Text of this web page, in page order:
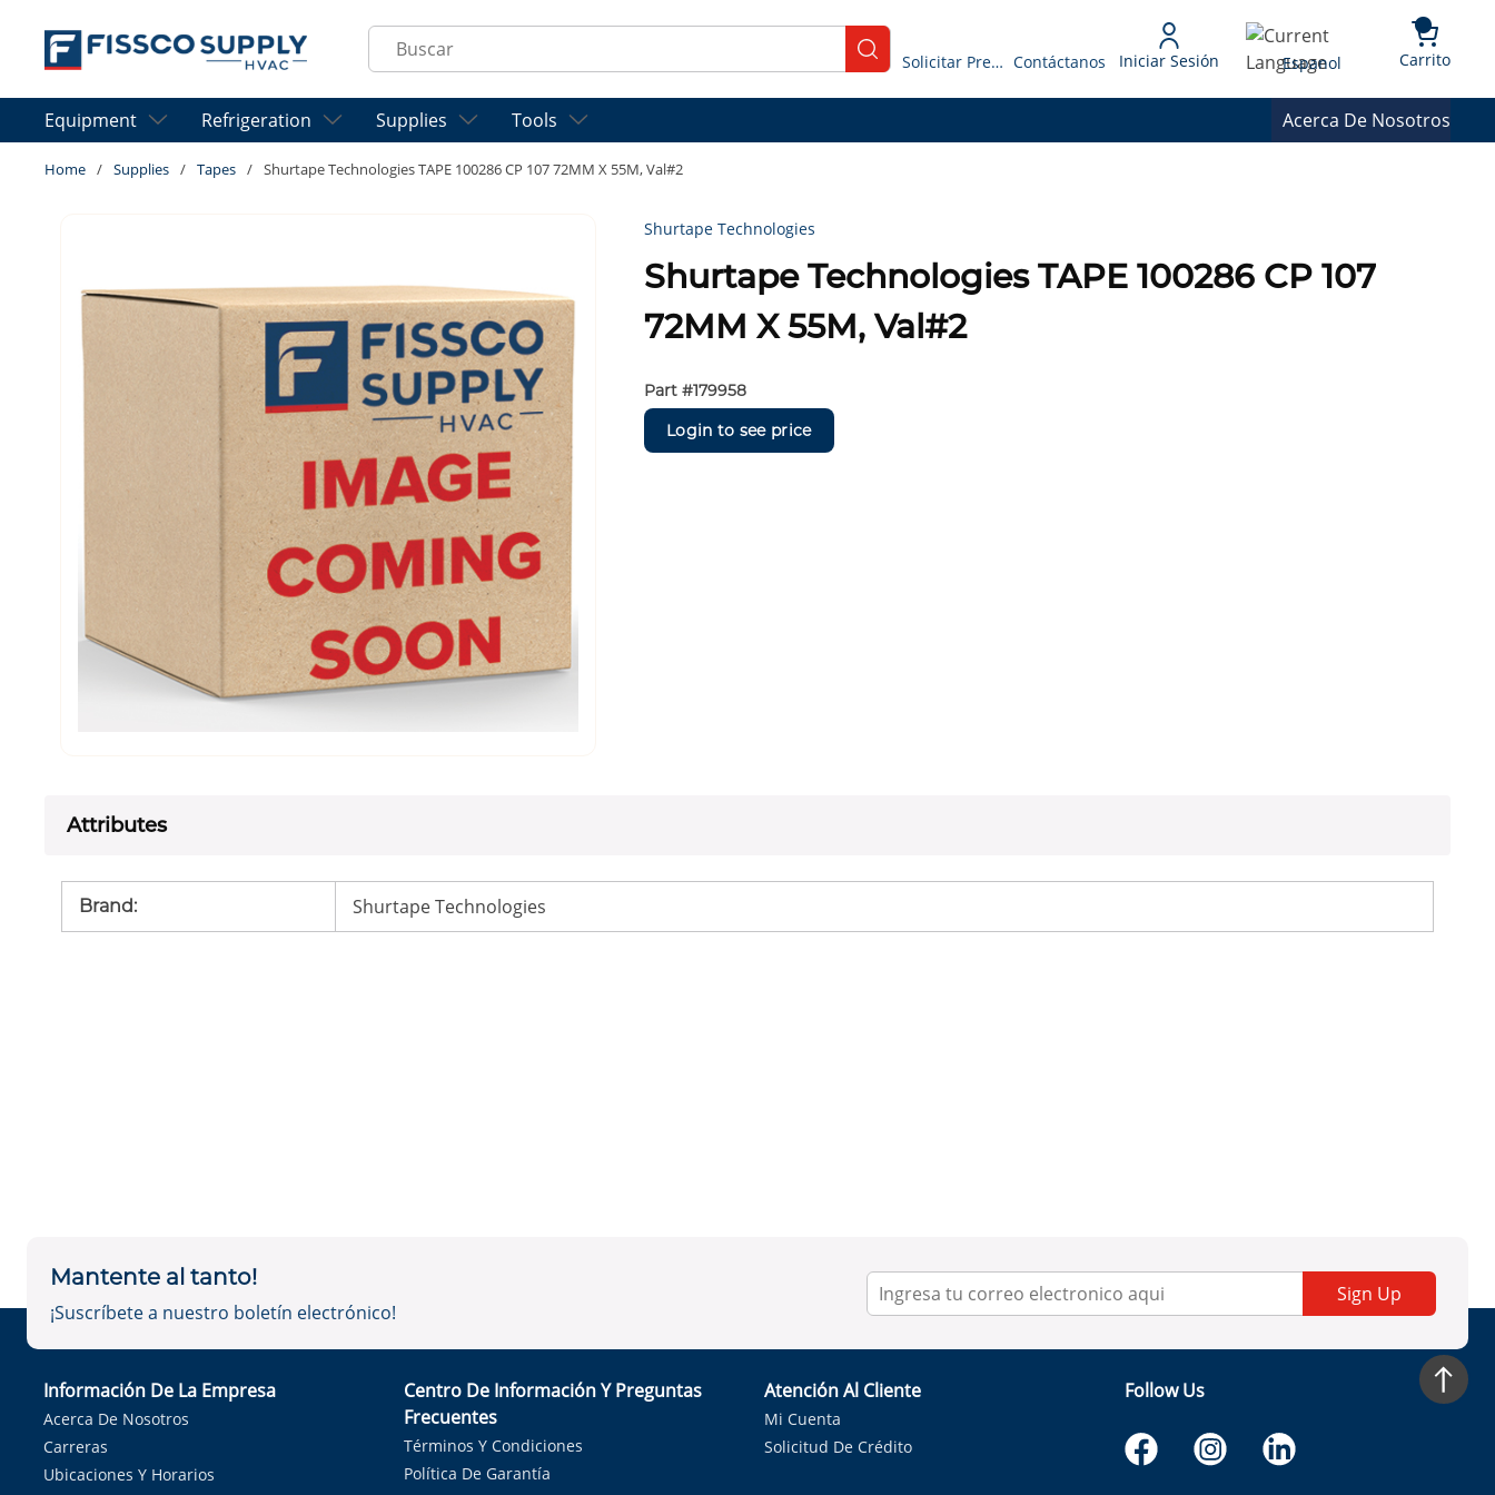
Skip to main content
Site Search
submit search
Solicitar Presupuesto Contáctanos Iniciar Sesión Language
Espanol Carrito{0}
Equipment Refrigeration Supplies Tools Acerca De Nosotros
Home / Supplies / Tapes / Shurtape Technologies TAPE 100286 CP 107 72MM X 55M, Val#2
Shurtape Technologies
Shurtape Technologies TAPE 100286 CP 107
72MM X 55M, Val#2
Part #179958
Login to see price
Attributes
Brand: Shurtape Technologies
Mantente al tanto!
¡Suscríbete a nuestro boletín electrónico!
Sign Up
Información De La Empresa
Acerca De Nosotros
Carreras
Ubicaciones Y Horarios
Centro De Información Y Preguntas
Frecuentes
Términos Y Condiciones
Política De Garantía
Atención Al Cliente
Mi Cuenta
Solicitud De Crédito
Follow Us